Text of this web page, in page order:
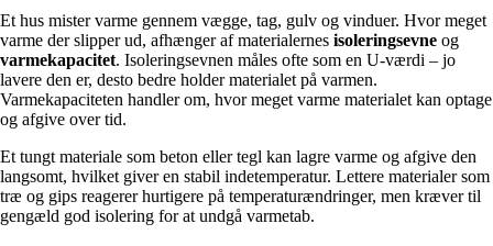
Et hus mister varme gennem vægge, tag, gulv og vinduer. Hvor meget
varme der slipper ud, afhænger af materialernes isoleringsevne og
varmekapacitet. Isoleringsevnen måles ofte som en U-værdi – jo
lavere den er, desto bedre holder materialet på varmen.
Varmekapaciteten handler om, hvor meget varme materialet kan optage
og afgive over tid.
Et tungt materiale som beton eller tegl kan lagre varme og afgive den
langsomt, hvilket giver en stabil indetemperatur. Lettere materialer som
træ og gips reagerer hurtigere på temperaturændringer, men kræver til
gengæld god isolering for at undgå varmetab.